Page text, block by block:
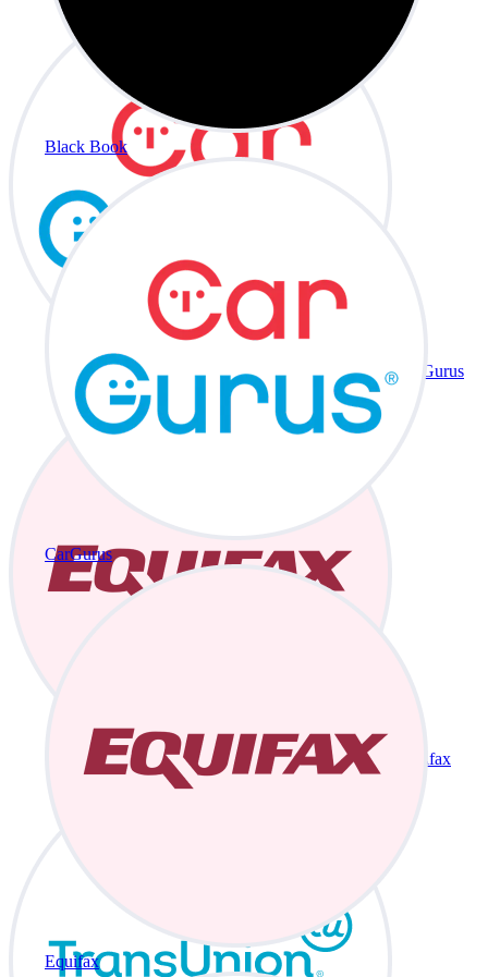
Black Book
CarGurus
Equifax
CarGurus
Equifax